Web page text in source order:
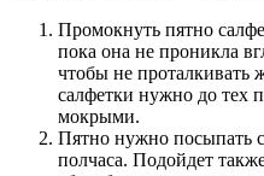
Промокнуть пятно
пока она не проникла
чтобы не проталкивать
салфетки нужно до тех
мокрыми.
Пятно нужно посыпать
полчаса. Подойдет